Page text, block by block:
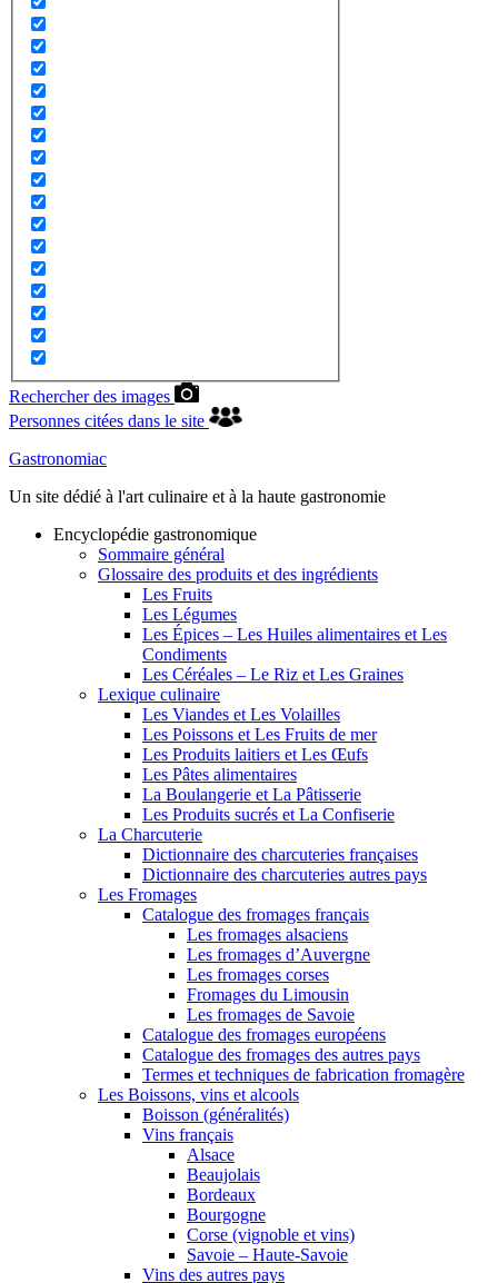
Rechercher des images
Personnes citées dans le site
Gastronomiac
Un site dédié à l'art culinaire et à la haute gastronomie
Encyclopédie gastronomique
Sommaire général
Glossaire des produits et des ingrédients
Les Fruits
Les Légumes
Les Épices – Les Huiles alimentaires et Les
Condiments
Les Céréales – Le Riz et Les Graines
Lexique culinaire
Les Viandes et Les Volailles
Les Poissons et Les Fruits de mer
Les Produits laitiers et Les Œufs
Les Pâtes alimentaires
La Boulangerie et La Pâtisserie
Les Produits sucrés et La Confiserie
La Charcuterie
Dictionnaire des charcuteries françaises
Dictionnaire des charcuteries autres pays
Les Fromages
Catalogue des fromages français
Les fromages alsaciens
Les fromages d’Auvergne
Les fromages corses
Fromages du Limousin
Les fromages de Savoie
Catalogue des fromages européens
Catalogue des fromages des autres pays
Termes et techniques de fabrication fromagère
Les Boissons, vins et alcools
Boisson (généralités)
Vins français
Alsace
Beaujolais
Bordeaux
Bourgogne
Corse (vignoble et vins)
Savoie – Haute-Savoie
Vins des autres pays